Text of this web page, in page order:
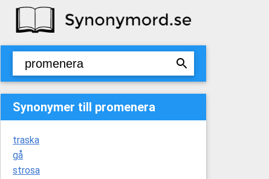
Synonymer till promenera
traska
gå
strosa